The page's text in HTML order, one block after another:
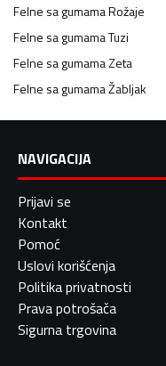
Felne sa gumamaRožaje
Felne sa gumamaTuzi
Felne sa gumamaZeta
Felne sa gumamaŽabljak
NAVIGACIJA
Prijavi se
Kontakt
Pomoć
Uslovi korišćenja
Politika privatnosti
Prava potrošača
Sigurna trgovina